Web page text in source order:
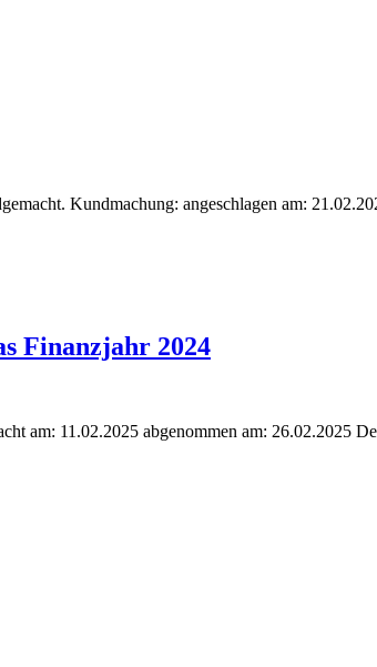
Kundmachung: angeschlagen am:
Finanzjahr 2024
am: 11.02.2025 abgenommen am: 26.02.2025